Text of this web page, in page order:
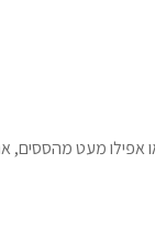
אפילו מעט מהססים,